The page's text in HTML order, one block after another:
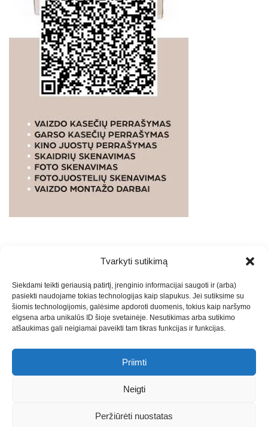
Tvarkyti sutikimą
Siekdami teikti geriausią patirtį, įrenginio informacijai saugoti ir (arba)
pasiekti naudojame tokias technologijas kaip slapukus. Jei sutiksime su
šiomis technologijomis, galėsime apdoroti duomenis, tokius kaip naršymo
elgsena arba unikalūs ID šioje svetainėje. Nesutikimas arba sutikimo
atšaukimas gali neigiamai paveikti tam tikras funkcijas ir funkcijas.
Priimti
Neigti
Peržiūrėti nuostatas
PASLAUGOS. SEO tekstų rašymas, turinio kūrimas,
straipsnių rašymas ir talpinimas į mūsų valdomas
svetaines.2026Armijai.LTTheme: Express News ByAdore
Themes.
Marketingo agentūra -Teisinės
-Saulius Narbutas
Regionų naujienos-